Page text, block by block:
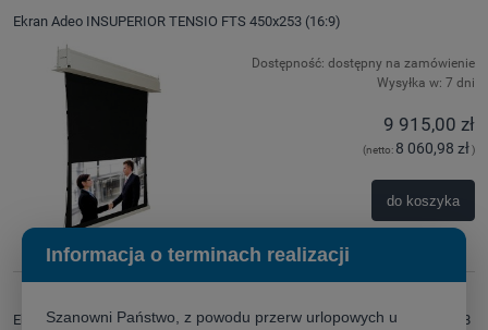
Ekran Adeo INSUPERIOR TENSIO FTS 450x253 (16:9)
Dostępność: dostępny na zamówienie
Wysyłka w: 7 dni
9 915,00 zł
(netto: 8 060,98 zł)
do koszyka
Ekran do zabudowy sufitowej z napinaczami Adeo Inceel Tensio 215x120,8
Informacja o terminach realizacji
Szanowni Państwo, z powodu przerw urlopowych u